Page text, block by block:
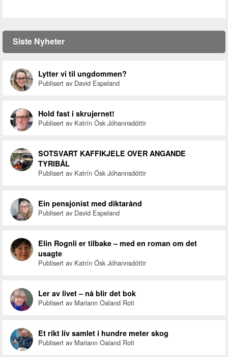
Siste Nyheter
Lytter vi til ungdommen?
Publisert av David Espeland
Hold fast i skrujernet!
Publisert av Katrín Ósk Jóhannsdóttir
SOTSVART KAFFIKJELE OVER ANGANDE
TYRIBÅL
Publisert av Katrín Ósk Jóhannsdóttir
Ein pensjonist med diktarånd
Publisert av David Espeland
Elin Rognli er tilbake – med en roman om det
usagte
Publisert av Katrín Ósk Jóhannsdóttir
Ler av livet – nå blir det bok
Publisert av Mariann Oaland Roti
Et rikt liv samlet i hundre meter skog
Publisert av Mariann Oaland Roti